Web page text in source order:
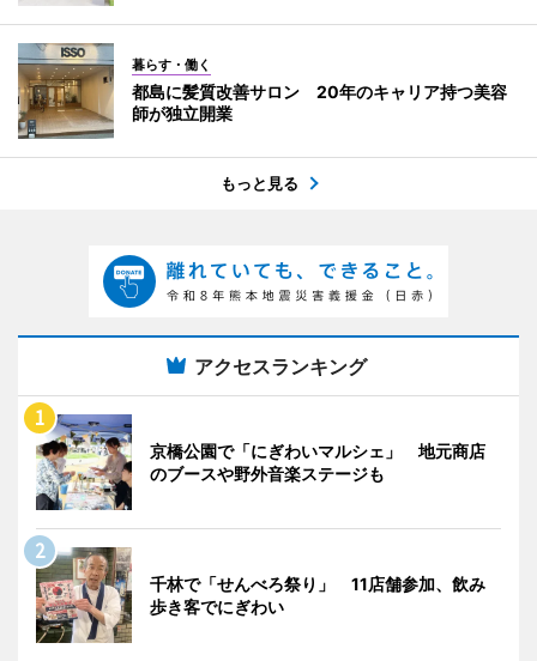
暮らす・働く
都島に髪質改善サロン 20年のキャリア持つ美容
師が独立開業
もっと見る
アクセスランキング
京橋公園で「にぎわいマルシェ」 地元商店
のブースや野外音楽ステージも
千林で「せんべろ祭り」 11店舗参加、飲み
歩き客でにぎわい